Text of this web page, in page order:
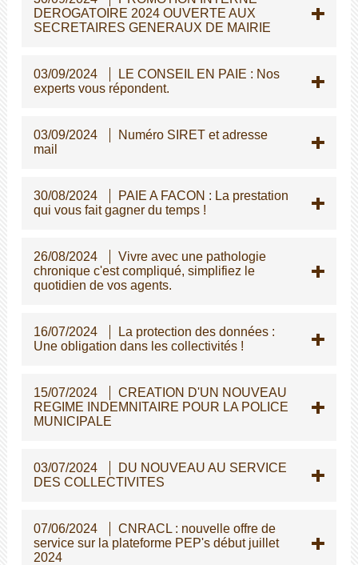
DEROGATOIRE 2024 OUVERTE AUX
SECRETAIRES GENERAUX DE MAIRIE
03/09/2024
LE CONSEIL EN PAIE : Nos
experts vous répondent.
03/09/2024
Numéro SIRET et adresse
mail
30/08/2024
PAIE A FACON : La prestation
qui vous fait gagner du temps !
26/08/2024
Vivre avec une pathologie
chronique c'est compliqué, simplifiez le
quotidien de vos agents.
16/07/2024
La protection des données :
Une obligation dans les collectivités !
15/07/2024
CREATION D'UN NOUVEAU
REGIME INDEMNITAIRE POUR LA POLICE
MUNICIPALE
03/07/2024
DU NOUVEAU AU SERVICE
DES COLLECTIVITES
07/06/2024
CNRACL : nouvelle offre de
service sur la plateforme PEP's début juillet
2024